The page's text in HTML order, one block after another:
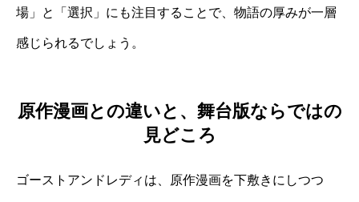
場」と「選択」にも注目することで、物語の厚みが一層
感じられるでしょう。
原作漫画との違いと、舞台版ならではの
見どころ
ゴーストアンドレディは、原作漫画を下敷きにしつつ